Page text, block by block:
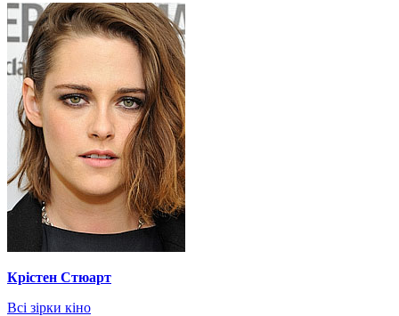
Крістен Стюарт
Всі зірки кіно